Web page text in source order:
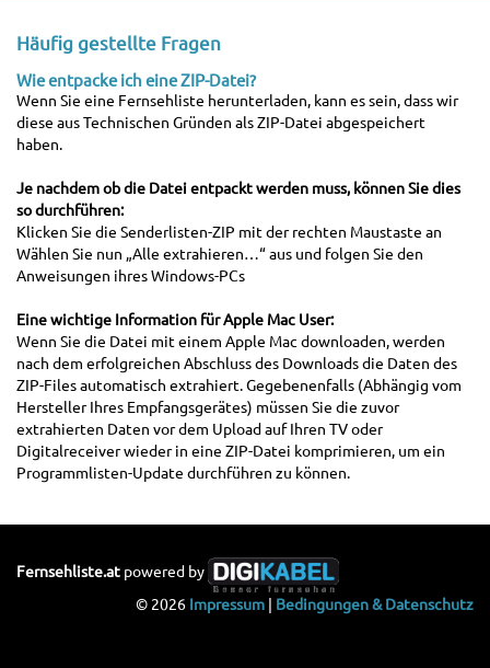
Häufig gestellte Fragen
Wie entpacke ich eine ZIP-Datei?
Wenn Sie eine Fernsehliste herunterladen, kann es sein, dass wir
diese aus Technischen Gründen als ZIP-Datei abgespeichert
haben.
Je nachdem ob die Datei entpackt werden muss, können Sie dies
so durchführen:
Klicken Sie die Senderlisten-ZIP mit der rechten Maustaste an
Wählen Sie nun „Alle extrahieren…“ aus und folgen Sie den
Anweisungen ihres Windows-PCs
Eine wichtige Information für Apple Mac User:
Wenn Sie die Datei mit einem Apple Mac downloaden, werden
nach dem erfolgreichen Abschluss des Downloads die Daten des
ZIP-Files automatisch extrahiert. Gegebenenfalls (Abhängig vom
Hersteller Ihres Empfangsgerätes) müssen Sie die zuvor
extrahierten Daten vor dem Upload auf Ihren TV oder
Digitalreceiver wieder in eine ZIP-Datei komprimieren, um ein
Programmlisten-Update durchführen zu können.
Fernsehliste.at powered by
© 2026 Impressum | Bedingungen & Datenschutz